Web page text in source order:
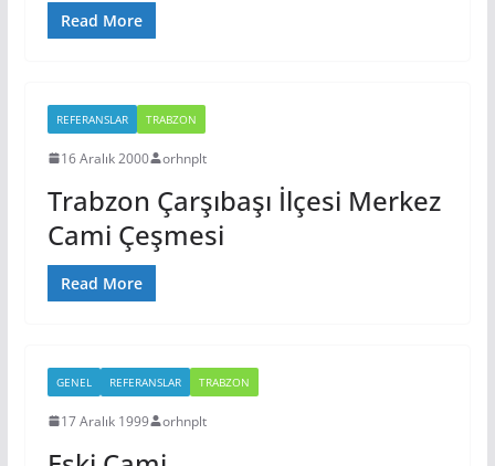
Read More
REFERANSLAR TRABZON
16 Aralık 2000 orhnplt
Trabzon Çarşıbaşı İlçesi Merkez
Cami Çeşmesi
Read More
GENEL REFERANSLAR TRABZON
17 Aralık 1999 orhnplt